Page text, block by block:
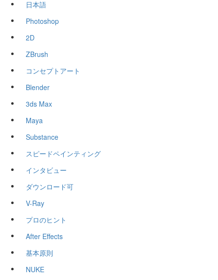
日本語
Photoshop
2D
ZBrush
コンセプトアート
Blender
3ds Max
Maya
Substance
スピードペインティング
インタビュー
ダウンロード可
V-Ray
プロのヒント
After Effects
基本原則
NUKE